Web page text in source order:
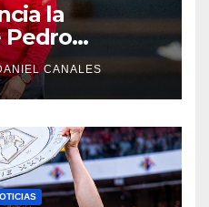
la
Pedro
CANALES